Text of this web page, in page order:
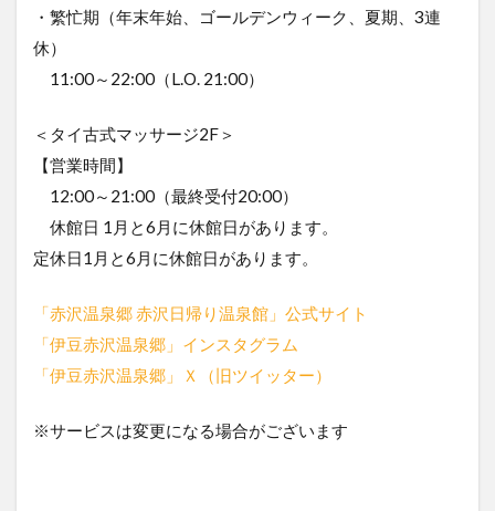
・繁忙期（年末年始、ゴールデンウィーク、夏期、3連
休）
11:00～22:00（L.O. 21:00）
＜タイ古式マッサージ2F＞
【営業時間】
12:00～21:00（最終受付20:00）
休館日 1月と6月に休館日があります。
定休日1月と6月に休館日があります。
「赤沢温泉郷 赤沢日帰り温泉館」公式サイト
「伊豆赤沢温泉郷」インスタグラム
「伊豆赤沢温泉郷」Ｘ（旧ツイッター）
※サービスは変更になる場合がございます